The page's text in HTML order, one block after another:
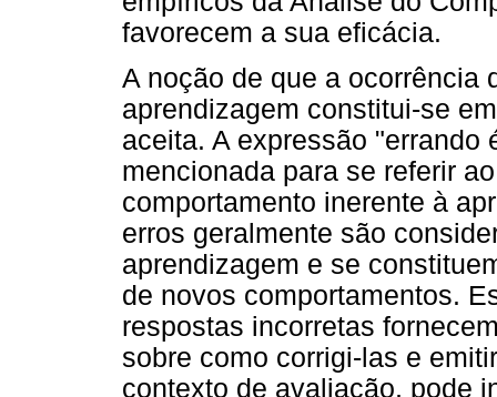
favorecem a sua eficácia.
A noção de que a ocorrência
aprendizagem constitui-se
aceita. A expressão "errando
mencionada para se referir
comportamento inerente à
erros geralmente são
aprendizagem e se
de novos comportamentos.
respostas incorretas
sobre como corrigi-las e
contexto de avaliação, pode